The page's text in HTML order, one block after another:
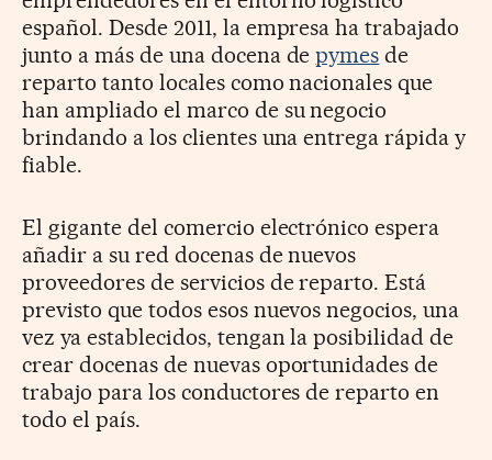
español. Desde 2011, la empresa ha trabajado
junto a más de una docena depymes de
reparto tanto locales como nacionales que
han ampliado el marco de su negocio
brindando a los clientes una entrega rápida y
fiable.
El gigante del comercio electrónico espera
añadir a su red docenas de nuevos
proveedores de servicios de reparto. Está
previsto que todos esos nuevos negocios, una
vez ya establecidos, tengan la posibilidad de
crear docenas de nuevas oportunidades de
trabajo para los conductores de reparto en
todo el país.